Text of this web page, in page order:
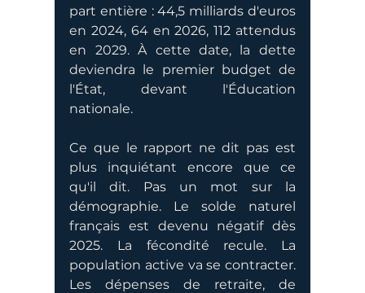
part entière : 44,5 milliards d'euros
en 2024, 64 en 2026, 112 attendus
en 2029. À cette date, la dette
deviendra le premier budget de
l'État, devant l'Éducation
nationale.
Ce que le rapport ne dit pas est
plus inquiétant encore que ce
qu'il dit. Pas un mot sur la
démographie. Le solde naturel
français est devenu négatif dès
2025. La fécondité recule. La
population active va se contracter.
Les dépenses de retraite, de